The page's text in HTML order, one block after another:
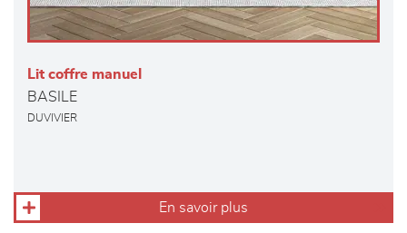
Lit coffre manuel
BASILE
DUVIVIER
En savoir plus